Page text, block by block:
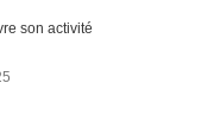
son activité